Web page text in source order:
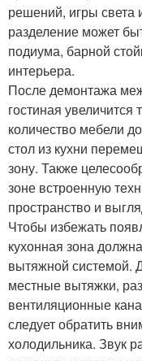
решений, игры света
разделение может
подиума, барной
интерьера.
После демонтажа
гостиная
количество мебели
стол из кухни
зону. Также
зоне встроенную
пространство и
Чтобы избежать
кухонная зона
вытяжной системой.
местные вытяжки,
вентиляционные
следует обратить
холодильника. Звук